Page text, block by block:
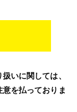
いに関しては、
意を払っておりま